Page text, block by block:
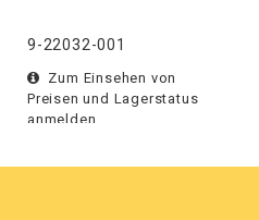
9-22032-001
Zum Einsehen von
Preisen und Lagerstatus
anmelden.